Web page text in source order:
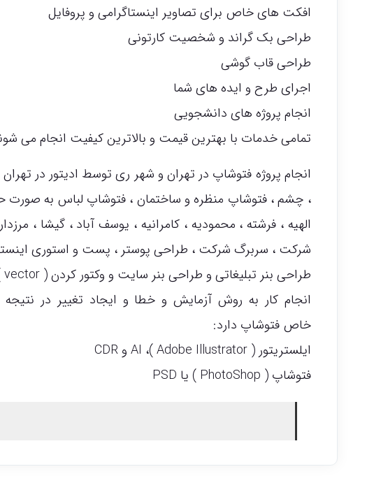
افکت های خاص برای تصاویر اینستاگرامی و پروفایل
طراحی بک گراند و شخصیت کارتونی
طراحی قاب گوشی
اجرای طرح و ایده های شما
انجام پروژه های دانشجویی
تمامی خدمات با بهترین قیمت و بالاترین کیفیت انجام می
انجام پروژه فتوشاپ در تهران و شهر ری توسط ادیتور در
، چشم ، فتوشاپ منظره و ساختمان ، فتوشاپ لباس به صورت
الهیه ، فرشته ، محمودیه ، کامرانیه ، یوسف آباد ، گیشا ،
شرکت ، سربرگ شرکت ، طراحی پوستر ، پست و استوری
طراحی بنر تبلیغاتی و طراحی بنر سایت و وکتور کردن ( vector ).
انجام کار به روش آزمایش و خطا و ایجاد تغییر در
خاص فتوشاپ دارد:
ایلستریتور ( Adobe Illustrator )، AI و CDR
فتوشاپ ( PhotoShop ) یا PSD